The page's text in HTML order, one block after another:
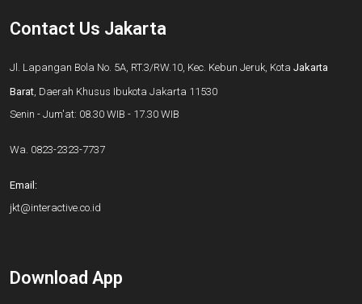
Contact Us Jakarta
Jl. Lapangan Bola No. 5A, RT.3/RW.10, Kec. Kebun Jeruk, Kota Jakarta
Barat, Daerah Khusus Ibukota Jakarta 11530
Senin - Jum'at: 08.30 WIB - 17.30 WIB
Wa. 0823-2323-7737
Email:
jkt@interactive.co.id
Download App